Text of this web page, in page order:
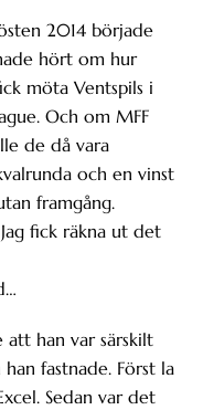
2014 började
hört om hur
möta Ventspils i
Och om MFF
de då vara
och en vinst
framgång.
fick räkna ut det
han var särskilt
fastnade. Först la
Sedan var det